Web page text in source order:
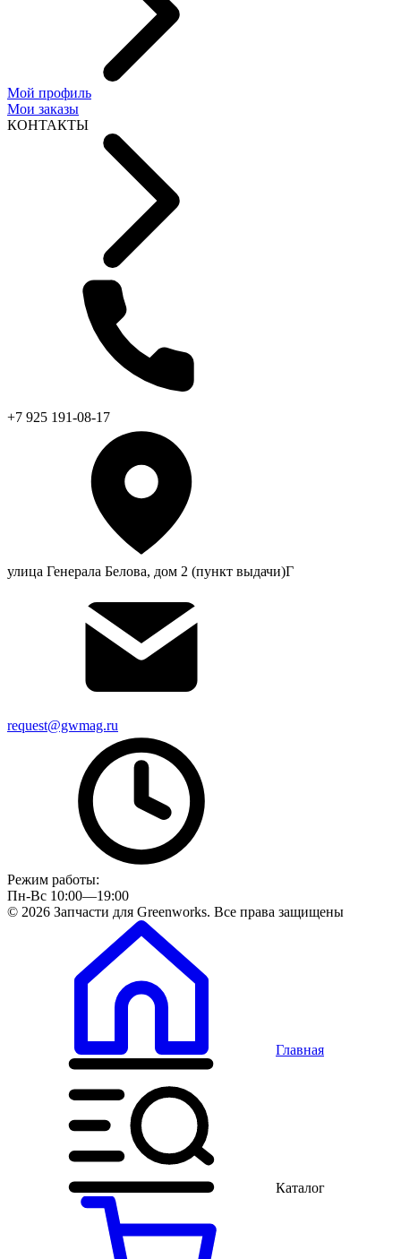
Мой профиль
Мои заказы
КОНТАКТЫ
+7 925 191-08-17
улица Генерала Белова, дом 2 (пункт выдачи)Г
request@gwmag.ru
Режим работы:
Пн-Вс 10:00—19:00
© 2026 Запчасти для Greenworks. Все права защищены
Главная
Каталог